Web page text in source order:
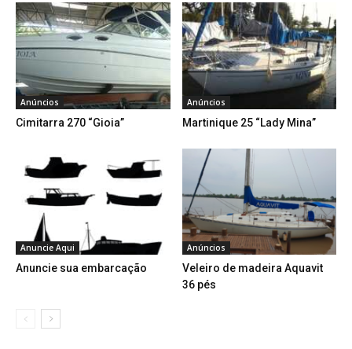
Anúncios
Cimitarra 270 “Gioia”
Anúncios
Martinique 25 “Lady Mina”
Anuncie Aqui
Anuncie sua embarcação
Anúncios
Veleiro de madeira Aquavit
36 pés